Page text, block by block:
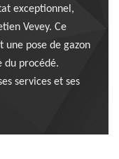
exceptionnel,
Vevey. Ce
une pose de gazon
du procédé.
services et ses